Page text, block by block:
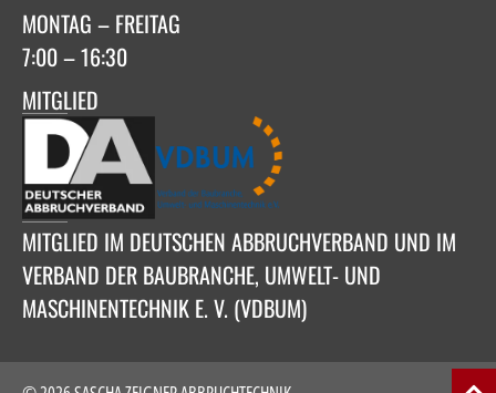
MONTAG – FREITAG
7:00 – 16:30
MITGLIED
MITGLIED IM DEUTSCHEN ABBRUCHVERBAND UND IM
VERBAND DER BAUBRANCHE, UMWELT- UND
MASCHINENTECHNIK E. V. (VDBUM)